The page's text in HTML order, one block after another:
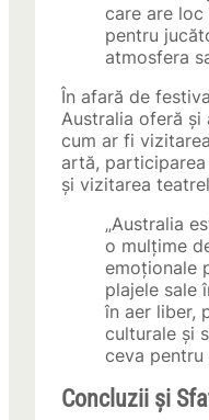
care are loc
pentru
atmosfera
În afară de
Australia oferă
cum ar fi
artă,
și vizitarea
„Australia
o mulțime
emoționale
plajele sale
în aer liber,
culturale și
ceva pentru
Concluzii și